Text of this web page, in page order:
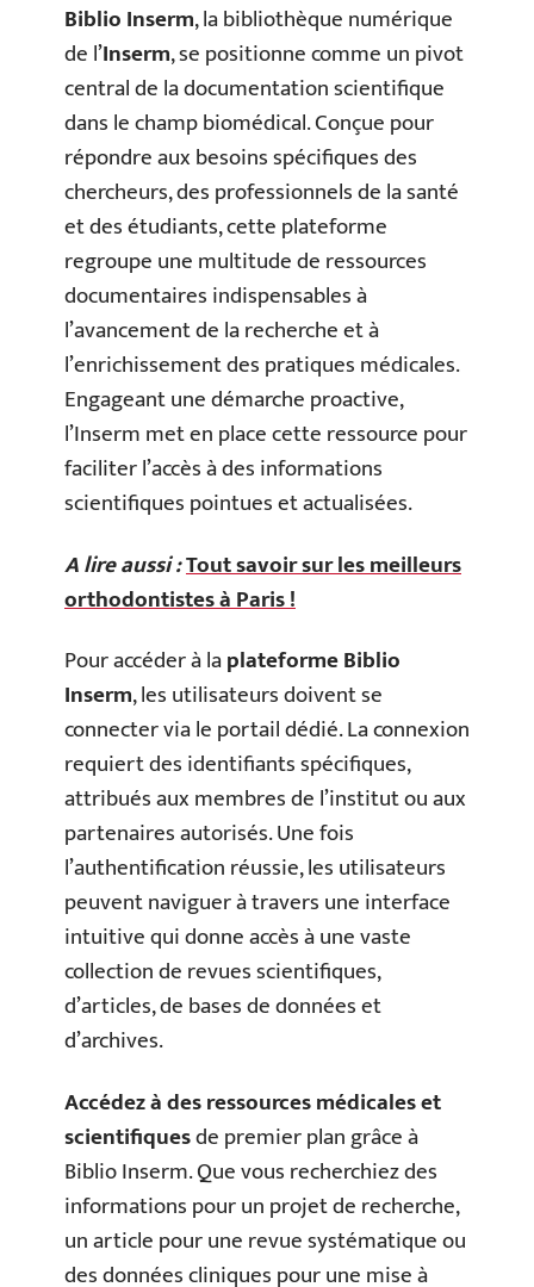
Biblio Inserm, la bibliothèque numérique
de l’Inserm, se positionne comme un pivot
central de la documentation scientifique
dans le champ biomédical. Conçue pour
répondre aux besoins spécifiques des
chercheurs, des professionnels de la santé
et des étudiants, cette plateforme
regroupe une multitude de ressources
documentaires indispensables à
l’avancement de la recherche et à
l’enrichissement des pratiques médicales.
Engageant une démarche proactive,
l’Inserm met en place cette ressource pour
faciliter l’accès à des informations
scientifiques pointues et actualisées.
A lire aussi :Tout savoir sur les meilleurs
orthodontistes à Paris !
Pour accéder à laplateforme Biblio
Inserm, les utilisateurs doivent se
connecter via le portail dédié. La connexion
requiert des identifiants spécifiques,
attribués aux membres de l’institut ou aux
partenaires autorisés. Une fois
l’authentification réussie, les utilisateurs
peuvent naviguer à travers une interface
intuitive qui donne accès à une vaste
collection de revues scientifiques,
d’articles, de bases de données et
d’archives.
Accédez à des ressources médicales et
scientifiquesde premier plan grâce à
Biblio Inserm. Que vous recherchiez des
informations pour un projet de recherche,
un article pour une revue systématique ou
des données cliniques pour une mise à